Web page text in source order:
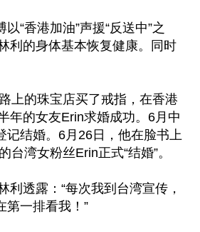
“香港加油”声援“反送中”之
利的身体基本恢复健康。同时
上的珠宝店买了戒指，在香港
年的女友Erin求婚成功。6月中
记结婚。6月26日，他在脸书上
台湾女粉丝Erin正式“结婚”。
利透露：“每次我到台湾宣传，
第一排看我！”